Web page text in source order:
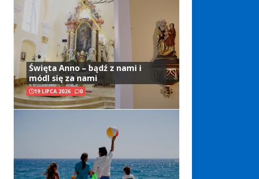
Święta Anno – bądź z nami i
módl się za nami
19 LIPCA 2026 0